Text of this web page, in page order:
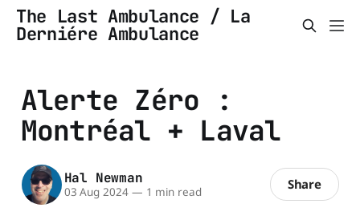
The Last Ambulance / La
Derniére Ambulance
Alerte Zéro :
Montréal + Laval
Hal Newman
03 Aug 2024 — 1 min read Share